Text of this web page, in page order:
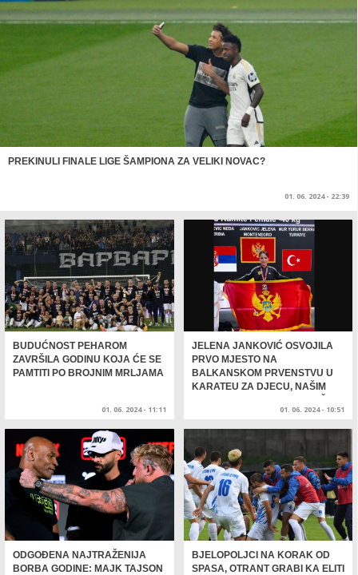
PREKINULI FINALE LIGE ŠAMPIONA ZA VELIKI NOVAC?
01. 06. 2024 - 22:39
BUDUĆNOST PEHAROM
ZAVRŠILA GODINU KOJA ĆE SE
PAMTITI PO BROJNIM MRLJAMA
01. 06. 2024 - 11:11
JELENA JANKOVIĆ OSVOJILA
PRVO MJESTO NA
BALKANSKOM PRVENSTVU U
KARATEU ZA DJECU, NAŠIM
01. 06. 2024 - 10:51
ODGOĐENA NAJTRAŽENIJA
BORBA GODINE: MAJK TAJSON
BJELOPOLJCI NA KORAK OD
SPASA, OTRANT GRABI KA ELITI